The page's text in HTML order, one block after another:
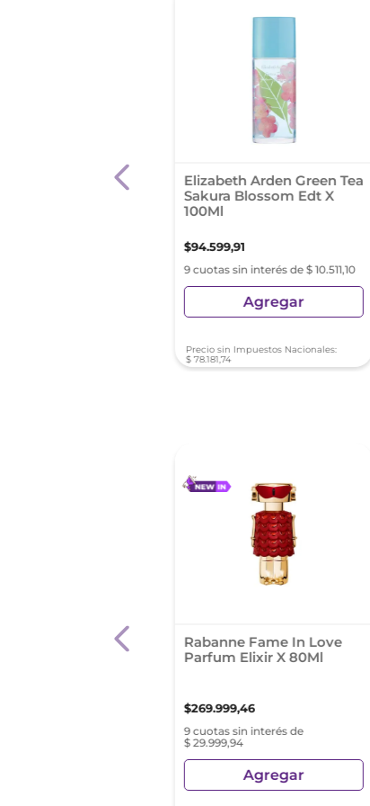
Fem X 100V Edt
Elizabeth Arden Green Tea
Sakura Blossom Edt X
100Ml
$94.599,91
9 cuotas sin interés de $ 10.511,10
Agregar
Precio sin Impuestos Nacionales:
$ 78.181,74
Edp Moschino
Rabanne Fame In Love
Parfum Elixir X 80Ml
$269.999,46
9 cuotas sin interés de
$ 29.999,94
Agregar